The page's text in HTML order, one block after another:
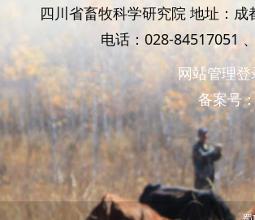
四川省畜牧科学研究院 地址：
电话：028-84517051
网站管理登
备案号